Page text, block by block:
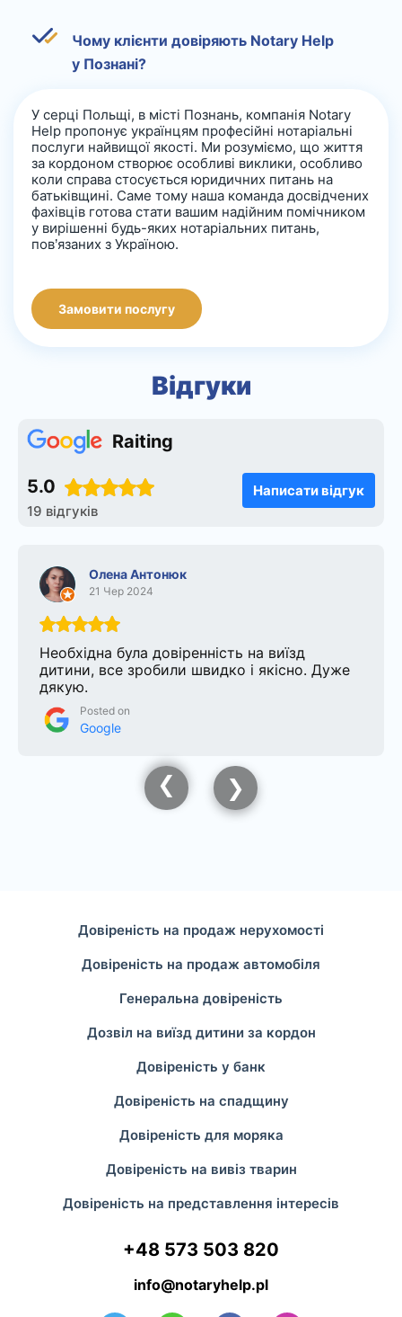
Чому клієнти довіряють Notary Help
у Познані?
У серці Польщі, в місті Познань, компанія Notary
Help пропонує українцям професійні нотаріальні
послуги найвищої якості. Ми розуміємо, що життя
за кордоном створює особливі виклики, особливо
коли справа стосується юридичних питань на
батьківщині. Саме тому наша команда досвідчених
фахівців готова стати вашим надійним помічником
у вирішенні будь-яких нотаріальних питань,
пов’язаних з Україною.
Замовити послугу
Відгуки
Raiting
5.0
19 відгуків
Написати відгук
Олена Антонюк
21 Чер 2024
Необхідна була довіренність на виїзд
дитини, все зробили швидко і якісно. Дуже
дякую.
Posted on
Google
Довіреність на продаж нерухомості
Довіреність на продаж автомобіля
Генеральна довіреність
Дозвіл на виїзд дитини за кордон
Довіреність у банк
Довіреність на спадщину
Довіреність для моряка
Довіреність на вивіз тварин
Довіреність на представлення інтересів
+48 573 503 820
info@notaryhelp.pl